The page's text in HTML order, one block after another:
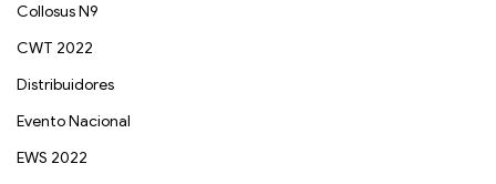
Collosus N9
CWT 2022
Distribuidores
Evento Nacional
EWS 2022